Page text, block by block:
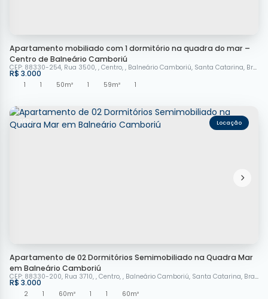
Apartamento mobiliado com 1 dormitório na quadra do mar –
Centro de Balneário Camboriú
R$ 3.000
CEP: 88330-254, Rua 3500 , Centro , Balneário Camboriú, Santa Catarina, Brasil
1
1 50m² 1 59m² 1
3538
Apartamento de 02 Dormitórios Semimobiliado na Quadra Mar
em Balneário Camboriú
R$ 3.000
CEP: 88330-200, Rua 3710 , Centro , Balneário Camboriú, Santa Catarina, Brasil
2
1 60m² 1 1 60m²